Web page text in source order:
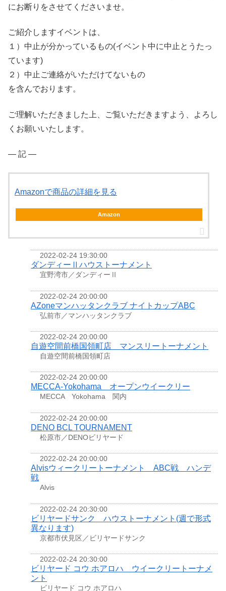
にお断りをさせてくださいませ。
ご紹介しますイベントは、
１）中止が分かっているもの(イベント中に中止とうたっ
ています)
２）中止ご連絡がいただけてないもの
を含んでおります。
ご理解いただきました上、ご覧いただきますよう、よろし
くお願いいたします。
― 記 ―
Amazonで商品の詳細を見る
Amazon
2022-02-24 19:30:00
ダンディーⅡハウストーナメント
宜野湾市／ダンディーⅡ
2022-02-24 20:00:00
AZoneマンハッタンクラブ ナイトカップABC
弘前市／マンハッタンクラブ
2022-02-24 20:00:00
自遊空間前橋国領町店 マンスリートーナメント
自遊空間前橋国領町店
2022-02-24 20:00:00
MECCA-Yokohama オープンウイークリー
MECCA Yokohama 関内
2022-02-24 20:00:00
DENO BCL TOURNAMENT
松原市／DENOビリヤード
2022-02-24 20:00:00
Alvisウィークリートーナメント ABC戦 ハンデ
戦
Alvis
2022-02-24 20:30:00
ビリヤードサンク ハウストーナメント(週で形式
異なります)
京都市伏見区／ビリヤードサンク
2022-02-24 20:30:00
ビリヤード コウ ホアロハ ウイークリートーナメ
ント
ビリヤード コウ ホアロハ